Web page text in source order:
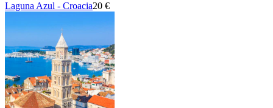
Laguna Azul - Croacia20 €